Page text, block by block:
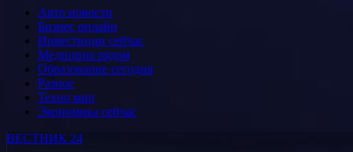
Авто новости
Бизнес онлайн
Инвестиции сейчас
Медицина рядом
Образование сегодня
Разное
Техно мир
Экономика сейчас
ВЕСТНИК 24